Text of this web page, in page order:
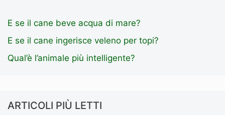
E se il cane beve acqua di mare?
E se il cane ingerisce veleno per topi?
Qual’è l’animale più intelligente?
ARTICOLI PIÙ LETTI